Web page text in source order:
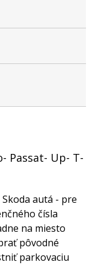
Passat- Up- T-
autá - pre
čísla
na miesto
pôvodné
parkovaciu